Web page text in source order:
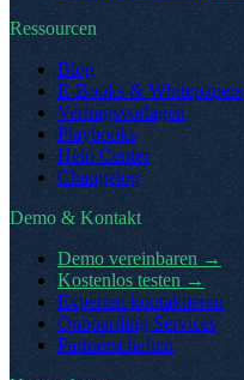
Ressourcen
Blog
E-Books & Whitepapers
Vertragsvorlagen
Playbooks
Help Center
Changelog
Demo & Kontakt
Demo vereinbaren →
Kostenlos testen →
Experten kontaktieren
Onboarding Services
Partnerschaften